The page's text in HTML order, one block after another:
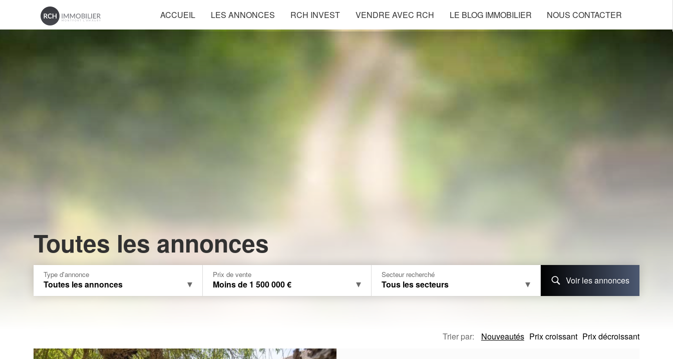
ACCUEIL LES ANNONCES RCH INVEST VENDRE AVEC RCH LE BLOG IMMOBILIER NOUS CONTACTER
Toutes les annonces
Type d'annonce
Toutes les annonces
Prix de vente
Moins de 1 500 000 €
Secteur recherché
Tous les secteurs Voir les annonces
Trier par: Nouveautés Prix croissant Prix décroissant